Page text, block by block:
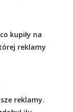
kupiły na
reklamy
reklamy.